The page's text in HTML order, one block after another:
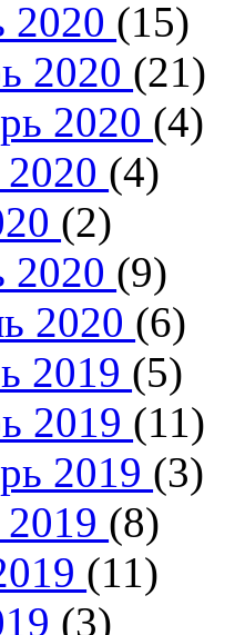
2020 (15)
2020 (21)
2020 (4)
(4)
(2)
2020 (9)
2020 (6)
2019 (5)
2019 (11)
2019 (3)
(8)
(11)
(3)